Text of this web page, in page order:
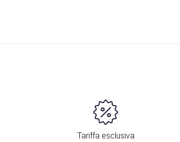
Tariffa esclusiva